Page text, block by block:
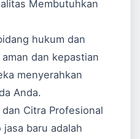
Membutuhkan
hukum dan
dan kepastian
menyerahkan
Anda.
Citra Profesional
baru adalah